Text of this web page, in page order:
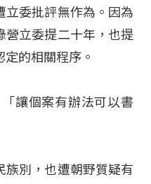
立委批評無作為。因為
營立委提二十年，也提
的相關程序。
讓個案有辦法可以書
族別，也遭朝野質疑有